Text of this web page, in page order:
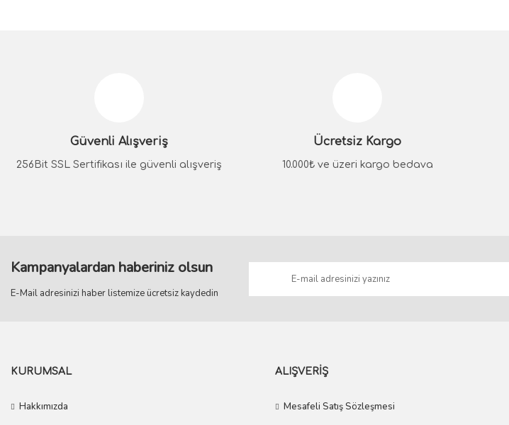
Ürün bilgilerinde hatalar bulunuyor.
Ürün fiyatı diğer sitelerden daha pahalı.
Güvenli Alışveriş
256Bit SSL Sertifikası ile güvenli alışveriş
Ücretsiz Kargo
10.000₺ ve üzeri kargo bedava
Kampanyalardan haberiniz olsun
E-Mail adresinizi haber listemize ücretsiz kaydedin
KURUMSAL
Hakkımızda
ALIŞVERİŞ
Mesafeli Satış Sözleşmesi